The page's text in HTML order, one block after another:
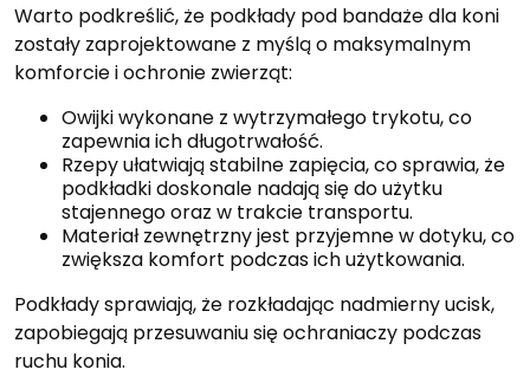
Warto podkreślić, że podkłady pod bandaże dla koni
zostały zaprojektowane z myślą o maksymalnym
komforcie i ochronie zwierząt:
Owijki wykonane z wytrzymałego trykotu, co
zapewnia ich długotrwałość.
Rzepy ułatwiają stabilne zapięcia, co sprawia, że
podkładki doskonale nadają się do użytku
stajennego oraz w trakcie transportu.
Materiał zewnętrzny jest przyjemne w dotyku, co
zwiększa komfort podczas ich użytkowania.
Podkłady sprawiają, że rozkładając nadmierny ucisk,
zapobiegają przesuwaniu się ochraniaczy podczas
ruchu konia.